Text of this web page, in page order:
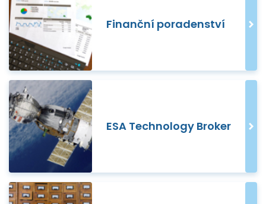
Finanční poradenství
ESA Technology Broker